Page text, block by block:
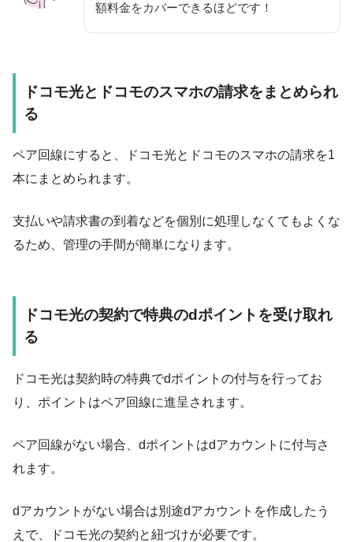
額料金をカバーできるほどです！
ドコモ光とドコモのスマホの請求をまとめられ
る
ペア回線にすると、ドコモ光とドコモのスマホの請求を1
本にまとめられます。
支払いや請求書の到着などを個別に処理しなくてもよくな
るため、管理の手間が簡単になります。
ドコモ光の契約で特典のdポイントを受け取れ
る
ドコモ光は契約時の特典でdポイントの付与を行ってお
り、 ポイントはペア回線に進呈 されます。
ペア回線がない場合、dポイントはdアカウントに付与さ
れます。
dアカウントがない場合は別途dアカウントを作成したう
えで、ドコモ光の契約と紐づけが必要です。